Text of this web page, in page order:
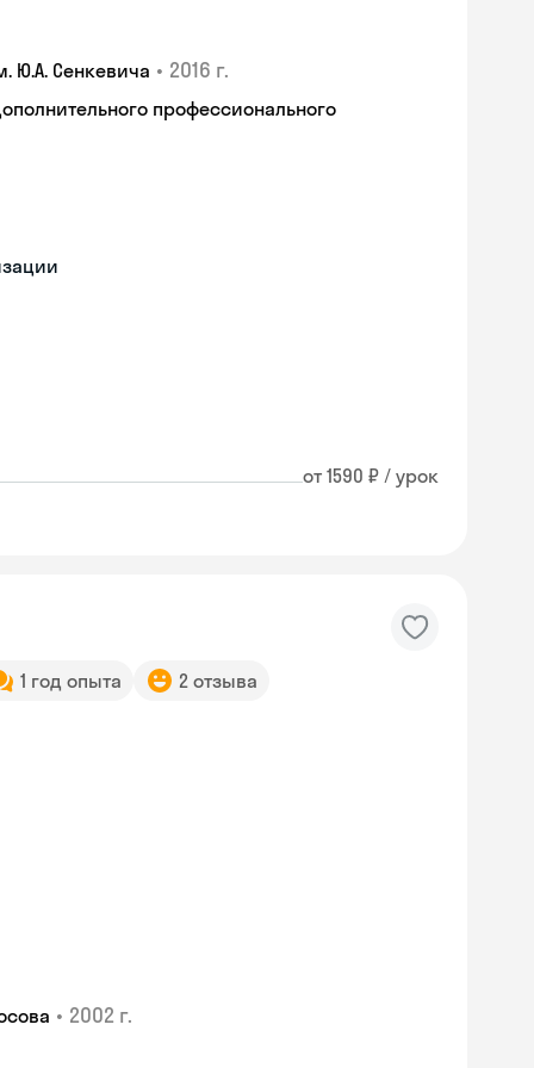
Ю.А. Сенкевича • 2016 г.
профессионального
от 1590 ₽ / урок
1 год опыта 2 отзыва
• 2002 г.